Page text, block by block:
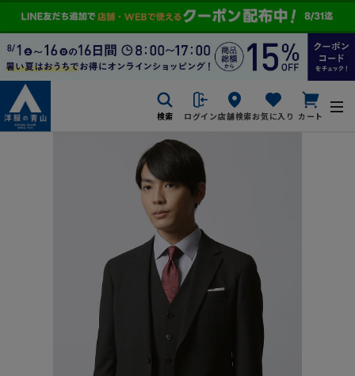
検索 ログイン店舗検索お気に入り カート